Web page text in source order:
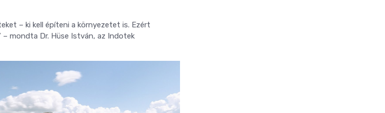
– ki kell építeni a környezetet is. Ezért
mondta Dr. Hüse István, az Indotek